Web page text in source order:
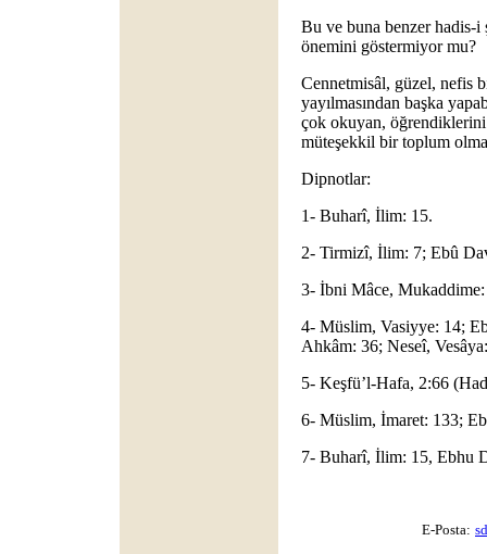
Bu ve buna benzer hadis-
önemini göstermiyor mu?
Cennetmisâl, güzel, nefis
yayılmasından başka
çok okuyan,
müteşekkil bir toplum
Dipnotlar:
1- Buharî, İlim: 15.
2- Tirmizî, İlim: 7; Ebû
3- İbni Mâce,
4- Müslim, Vasiyye: 14;
Ahkâm: 36; Neseî,
5- Keşfü’l-Hafa, 2:66
6- Müslim, İmaret: 133;
7- Buharî, İlim: 15, Ebhu
E-Posta: